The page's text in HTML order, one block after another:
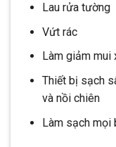
Lau rửa tường
Vứt rác
Làm giảm mui
Thiết bị sạch
và nồi chiên
Làm sạch mọi